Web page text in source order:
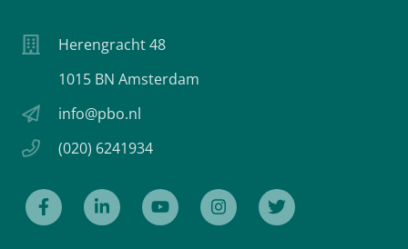
Herengracht 48
1015 BN Amsterdam
info@pbo.nl
(020) 6241934